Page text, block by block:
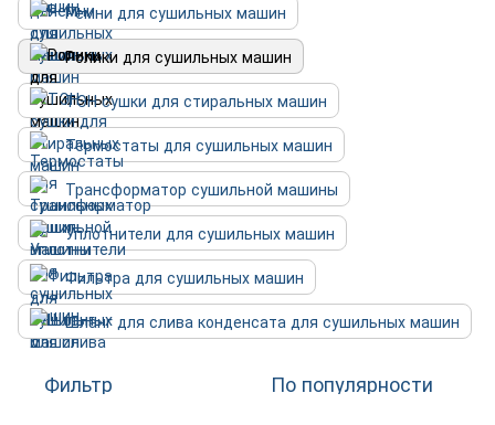
Ремни для сушильных машин
Ролики для сушильных машин
ТЭН сушки для стиральных машин
Термостаты для сушильных машин
Трансформатор сушильной машины
Уплотнители для сушильных машин
Фильтра для сушильных машин
Шланг для слива конденсата для сушильных машин
Фильтр По популярности